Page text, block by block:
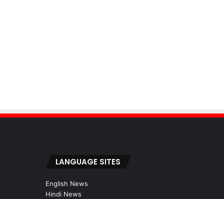
LANGUAGE SITES
English News
Hindi News